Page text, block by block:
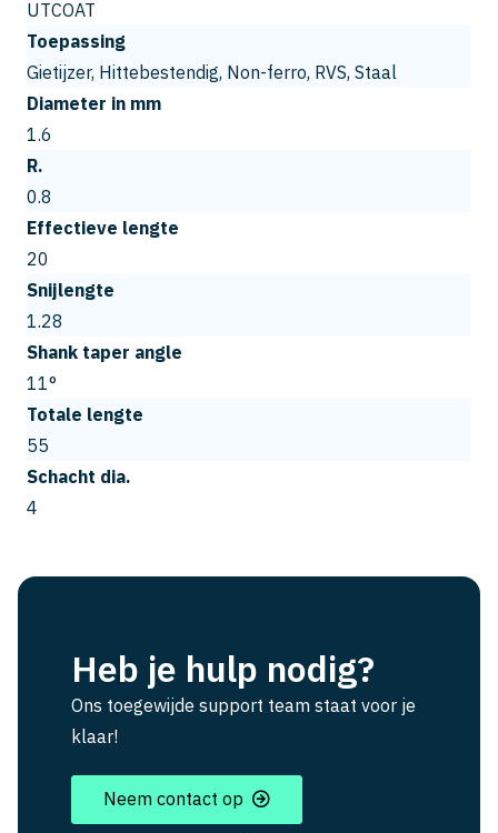
UTCOAT
Toepassing
Gietijzer, Hittebestendig, Non-ferro, RVS, Staal
Diameter in mm
1.6
R.
0.8
Effectieve lengte
20
Snijlengte
1.28
Shank taper angle
11°
Totale lengte
55
Schacht dia.
4
Heb je hulp nodig?
Ons toegewijde support team staat voor je
klaar!
Neem contact op